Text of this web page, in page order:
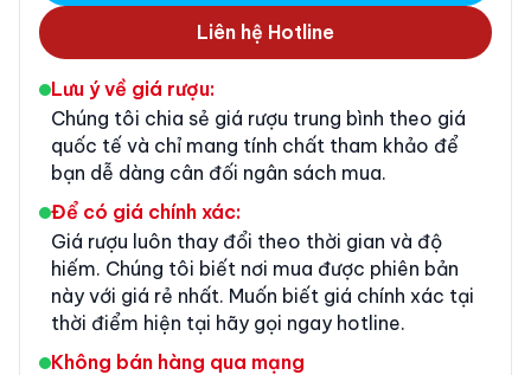
Liên hệ Hotline
Lưu ý về giá rượu:
Chúng tôi chia sẻ giá rượu trung bình theo giá
quốc tế và chỉ mang tính chất tham khảo để
bạn dễ dàng cân đối ngân sách mua.
Để có giá chính xác:
Giá rượu luôn thay đổi theo thời gian và độ
hiếm. Chúng tôi biết nơi mua được phiên bản
này với giá rẻ nhất. Muốn biết giá chính xác tại
thời điểm hiện tại hãy gọi ngay hotline.
Không bán hàng qua mạng